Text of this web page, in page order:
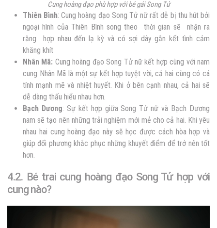
Cung hoàng đạo phù hợp với bé gái Song Tử
Thiên Bình:Cung hoàng đạo Song Tử nữ rất dễ bị thu hút bởi
ngoại hình của Thiên Bình song theo thời gian sẽ nhận ra
rằng hợp nhau đến lạkỳ và có sợi dây gắn kết tình cảm
khăng khít
Nhân Mã: Cung hoàng đạo Song Tử nữ kết hợp cùng với nam
cung Nhân Mã là một sự kết hợp tuyệt vời, cả hai cùng có cá
tính mạnh mẽ và nhiệt huyết. Khi ở bên cạnh nhau, cả hai sẽ
dễ dàng thấu hiểu nhau hơn.
Bạch Dương: Sự kết hợp giữa Song Tử nữ và Bạch Dương
nam sẽ tạo nên những trải nghiệm mới mẻ cho cả hai. Khi yêu
nhau hai cung hoàng đạo này sẽ học được cách hòa hợp và
giúp đối phương khắc phục những khuyết điểm để trở nên tốt
hơn.
4.2. Bé trai cung hoàng đạo Song Tử hợp với
cung nào?